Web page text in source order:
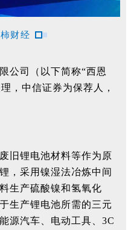
财经
公司（以下简称“西恩
，中信证券为保荐人，
旧锂电池材料等作为原
，采用镍湿法冶炼中间
生产硫酸镍和氢氧化
生产锂电池所需的三元
源汽车、电动工具、3C